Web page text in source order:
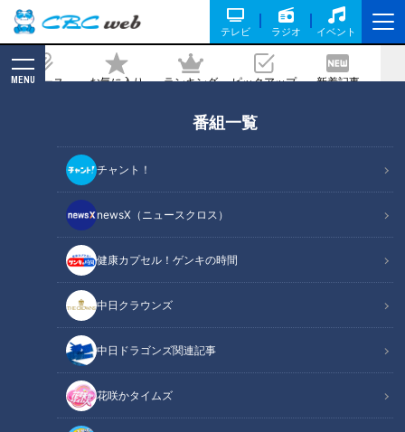
テレビ ラジオ イベント
ニュース お気に入り ランキング ピックアップ 新着記事
MENU
番組一覧
チャント！
newsX（ニュースクロス）
健康カプセル！ゲンキの時間
中日クラウンズ
中日ドラゴンズ関連記事
花咲かタイムズ
くんから学ぶ配信型ドキュメンタリー
「ピエロと呼ばれた息子」第111話
記事に戻る